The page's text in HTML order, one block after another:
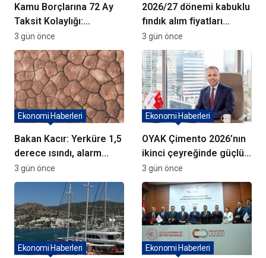
Kamu Borçlarına 72 Ay
Taksit Kolaylığı:
Başvurularda Son Gün 31
Ağustos
3 gün önce
2026/27 dönemi kabuklu
fındık alım fiyatları
açıklandı
3 gün önce
Bakan Kacır: Yerküre 1,5
derece ısındı, alarm
veriyor
Ekonomi Haberleri
3 gün önce
OYAK Çimento 2026’nın
ikinci çeyreğinde güçlü
performans sergiledi
Ekonomi Haberleri
3 gün önce
Ekonomi Haberleri Ekonomi Haberleri